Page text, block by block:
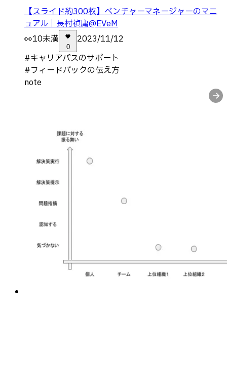
【スライド約300枚】ベンチャーマネージャーのマニ
ュアル｜長村禎庸@EVeM
👀10未満
0
2023/11/12
#キャリアパスのサポート
#フィードバックの伝え方
note